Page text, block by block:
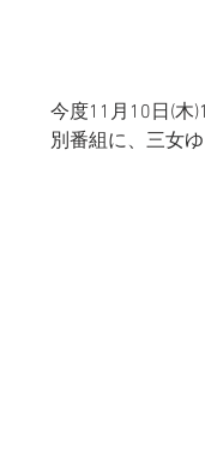
今度11月10日(木
別番組に、三女